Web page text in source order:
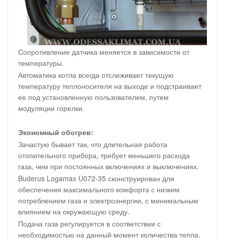
Сопротивление датчика меняется в зависимости от
температуры.
Автоматика котла всегда отслеживает текущую
температуру теплоносителя на выходе и подстраивает
ее под установленную пользователем, путем
модуляции горелки.
Экономный обогрев:
Зачастую бывает так, что длительная работа
отопительного прибора, требует меньшего расхода
газа, чем при постоянных включениях и выключениях.
Buderus Logamax U072-35 сконструирован для
обеспечения максимального комфорта с низким
потреблением газа и электроэнергии, с минимальным
влиянием на окружающую среду.
Подача газа регулируется в соответствии с
необходимостью на данный момент количества тепла.